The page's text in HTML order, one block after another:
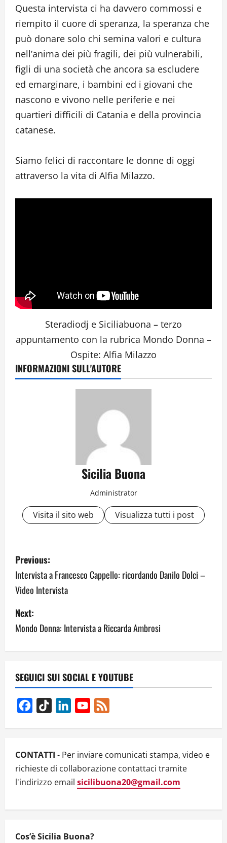
Questa intervista ci ha davvero commossi e
riempito il cuore di speranza, la speranza che
può donare solo chi semina valori e cultura
nell’anima dei più fragili, dei più vulnerabili,
figli di una società che ancora sa escludere
ed emarginare, i bambini ed i giovani che
nascono e vivono nelle periferie e nei
quartieri difficili di Catania e della provincia
catanese.
Siamo felici di raccontare le donne di oggi
attraverso la vita di Alfia Milazzo.
Steradiodj e Siciliabuona – terzo
appuntamento con la rubrica Mondo Donna –
Ospite: Alfia Milazzo
INFORMAZIONI SULL'AUTORE
Sicilia Buona
Administrator
Visita il sito web Visualizza tutti i post
P
o
s
t
n
v
i
g
a
t
i
o
n
Previous:
Intervista a Francesco Cappello: ricordando Danilo Dolci –
Video Intervista
Next:
Mondo Donna: Intervista a Riccarda Ambrosi
SEGUICI SUI SOCIAL E YOUTUBE
Facebook
TikTok LinkedInYouTube
CONTATTI - Per inviare comunicati stampa, video e
richieste di collaborazione contattaci tramite
l'indirizzo email sicilibuona20@gmail.com
Cos’è Sicilia Buona?